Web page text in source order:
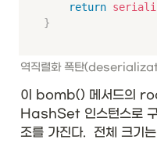
return
}
역직렬화 폭탄
이 bomb() 메서드의
HashSet 인스턴스로
조를 가진다.  전체 크기